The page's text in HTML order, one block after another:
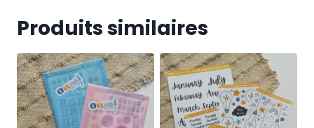
Produits similaires